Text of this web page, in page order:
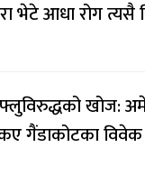
भेटे आधा रोग त्यसै
खोज:
गैंडाकोटका